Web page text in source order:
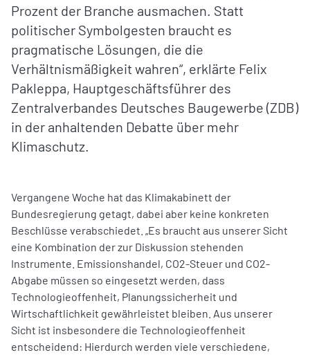
Prozent der Branche ausmachen. Statt
politischer Symbolgesten braucht es
pragmatische Lösungen, die die
Verhältnismäßigkeit wahren“, erklärte Felix
Pakleppa, Hauptgeschäftsführer des
Zentralverbandes Deutsches Baugewerbe (ZDB)
in der anhaltenden Debatte über mehr
Klimaschutz.
Vergangene Woche hat das Klimakabinett der
Bundesregierung getagt, dabei aber keine konkreten
Beschlüsse verabschiedet. „Es braucht aus unserer Sicht
eine Kombination der zur Diskussion stehenden
Instrumente. Emissionshandel, CO2-Steuer und CO2-
Abgabe müssen so eingesetzt werden, dass
Technologieoffenheit, Planungssicherheit und
Wirtschaftlichkeit gewährleistet bleiben. Aus unserer
Sicht ist insbesondere die Technologieoffenheit
entscheidend: Hierdurch werden viele verschiedene,